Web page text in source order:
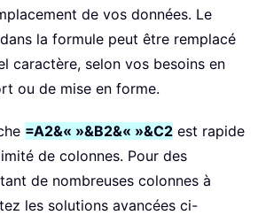
de vos données. Le
la formule peut être remplacé
caractère, selon vos besoins en
ou de mise en forme.
=A2&« »&B2&« »&C2 est rapide
de colonnes. Pour des
de nombreuses colonnes à
les solutions avancées ci-